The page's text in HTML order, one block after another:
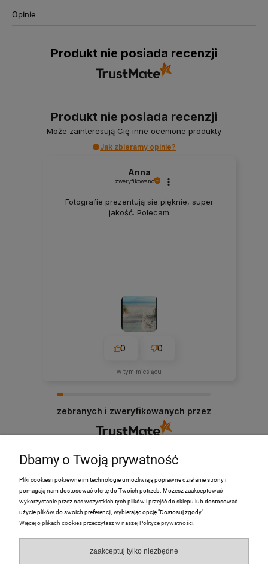
Opinie
Produkt nie posiada recenzji
Produkt nie posiada recenzji
Może zainteresują Cię inne ocenione produkty
Jak zbieramy opinie?
Anna
zweryfikowano
Fotografie prezentują sie pięknie, super
jakość. Polecam
0 0
w tym miesiącu
zebranych i zweryfikowanych przez
PRODUKTY
Moje Konto
Płatności i dostawa
Dbamy o Twoją prywatność
Pliki cookies i pokrewne im technologie umożliwiają poprawne działanie strony i
pomagają nam dostosować ofertę do Twoich potrzeb. Możesz zaakceptować
wykorzystanie przez nas wszystkich tych plików i przejść do sklepu lub dostosować
użycie plików do swoich preferencji, wybierając opcję "Dostosuj zgody".
Więcej o plikach cookies przeczytasz w naszej Polityce prywatności.
zaakceptuj tylko niezbędne